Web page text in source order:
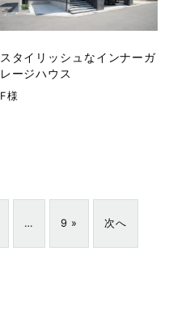
スタイリッシュなインナーガ
レージハウス
F様
… 9 » 次へ